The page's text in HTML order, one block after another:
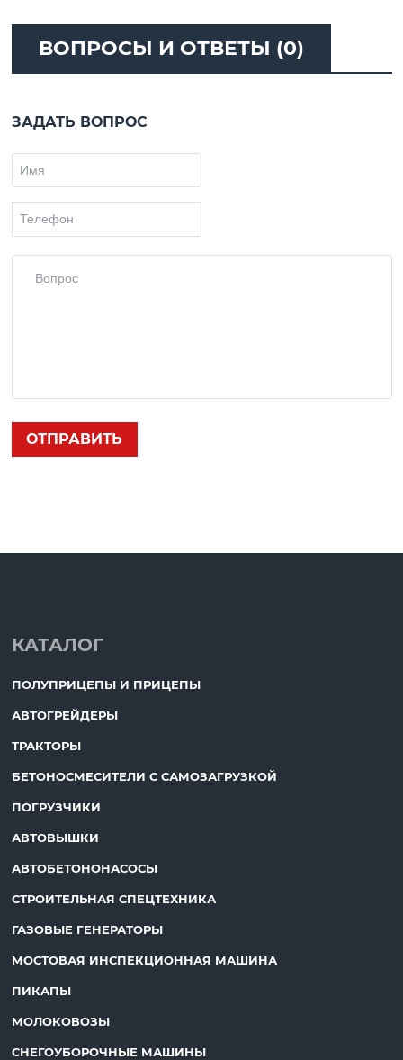
ВОПРОСЫ И ОТВЕТЫ (0)
ЗАДАТЬ ВОПРОС
КАТАЛОГ
ПОЛУПРИЦЕПЫ И ПРИЦЕПЫ
АВТОГРЕЙДЕРЫ
ТРАКТОРЫ
БЕТОНОСМЕСИТЕЛИ С САМОЗАГРУЗКОЙ
ПОГРУЗЧИКИ
АВТОВЫШКИ
АВТОБЕТОНОНАСОСЫ
СТРОИТЕЛЬНАЯ СПЕЦТЕХНИКА
ГАЗОВЫЕ ГЕНЕРАТОРЫ
МОСТОВАЯ ИНСПЕКЦИОННАЯ МАШИНА
ПИКАПЫ
МОЛОКОВОЗЫ
СНЕГОУБОРОЧНЫЕ МАШИНЫ